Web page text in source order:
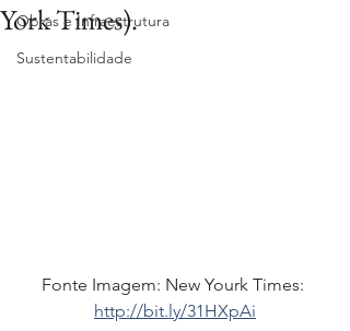
Obras e Infraestrutura
Sustentabilidade
York Times).
Fonte Imagem: New Yourk Times:
http://bit.ly/31HXpAi